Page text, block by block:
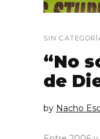
SIN
“No
de
by Nacho